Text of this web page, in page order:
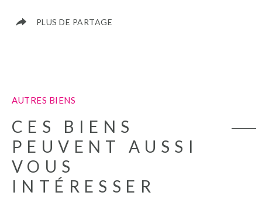
PLUS DE PARTAGE
AUTRES BIENS
CES BIENS
PEUVENT AUSSI
VOUS
INTÉRESSER